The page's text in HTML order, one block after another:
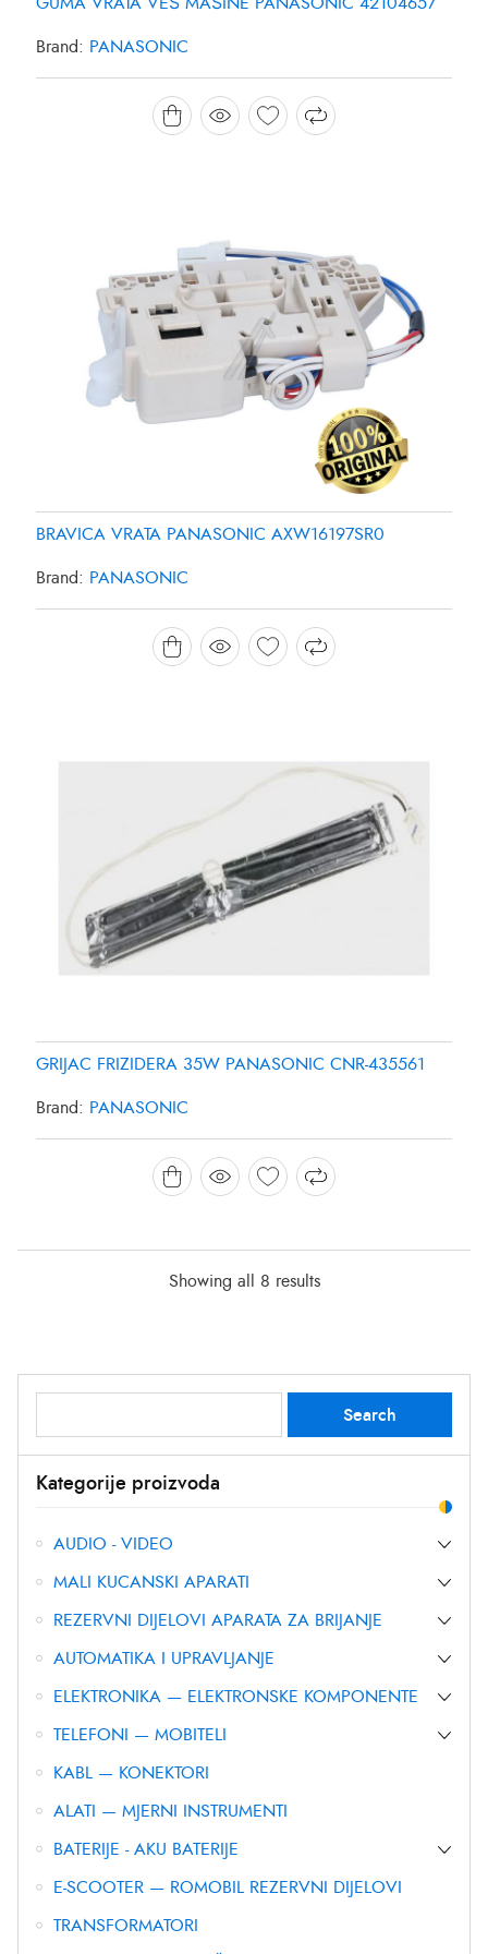
Brand: PANASONIC
BRAVICA VRATA PANASONIC AXW16197SR0
Brand: PANASONIC
GRIJAC FRIZIDERA 35W PANASONIC CNR-435561
Brand: PANASONIC
Showing all 8 results
for:
Search
Kategorije proizvoda
AUDIO - VIDEO
MALI KUCANSKI APARATI
REZERVNI DIJELOVI APARATA ZA BRIJANJE
AUTOMATIKA I UPRAVLJANJE
ELEKTRONIKA — ELEKTRONSKE KOMPONENTE
TELEFONI — MOBITELI
KABL — KONEKTORI
ALATI — MJERNI INSTRUMENTI
BATERIJE - AKU BATERIJE
E-SCOOTER — ROMOBIL REZERVNI DIJELOVI
TRANSFORMATORI